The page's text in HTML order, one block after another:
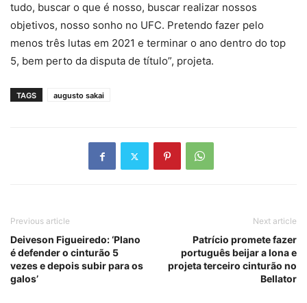
tudo, buscar o que é nosso, buscar realizar nossos
objetivos, nosso sonho no UFC. Pretendo fazer pelo
menos três lutas em 2021 e terminar o ano dentro do top
5, bem perto da disputa de título”, projeta.
TAGS augusto sakai
Previous article
Deiveson Figueiredo: ‘Plano
é defender o cinturão 5
vezes e depois subir para os
galos’
Next article
Patrício promete fazer
português beijar a lona e
projeta terceiro cinturão no
Bellator